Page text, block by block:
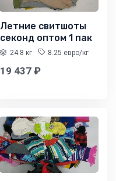
Летние свитшоты
секонд оптом 1 пак
24.8 кг 8.25 евро/кг
19 437 ₽